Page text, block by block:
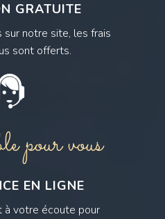
GRATUITE
notre site, les frais
sont offerts.
pour vous
EN LIGNE
à votre écoute pour